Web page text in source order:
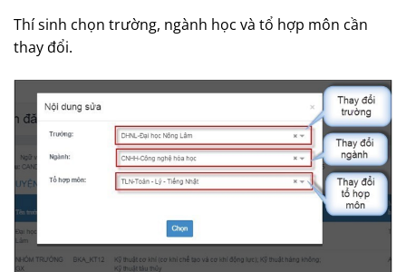
Thí sinh chọn trường, ngành học và tổ hợp môn cần
thay đổi.